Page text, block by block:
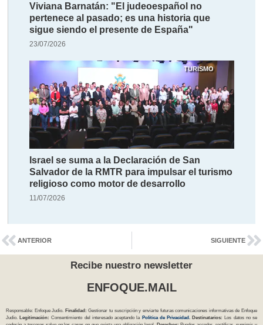
Viviana Barnatán: "El judeoespañol no
pertenece al pasado; es una historia que
sigue siendo el presente de España"
23/07/2026
TURISMO
Israel se suma a la Declaración de San
Salvador de la RMTR para impulsar el turismo
religioso como motor de desarrollo
11/07/2026
ANTERIOR SIGUIENTE
Recibe nuestro newsletter
ENFOQUE.MAIL
Responsable: Enfoque Judío. Finalidad: Gestionar tu suscripción y enviarte futuras comunicaciones informativas de Enfoque
Judío. Legitimación: Consentimiento del interesado aceptando la Política de Privacidad . Destinatarios: Los datos no se